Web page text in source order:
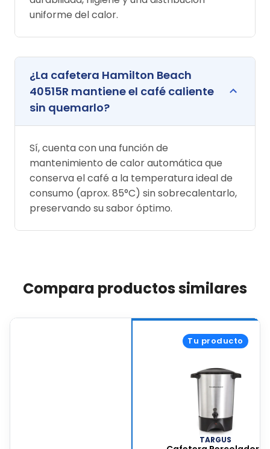
uniforme del calor.
¿La cafetera Hamilton Beach
40515R mantiene el café caliente
sin quemarlo?
Sí, cuenta con una función de
mantenimiento de calor automática que
conserva el café a la temperatura ideal de
consumo (aprox. 85°C) sin sobrecalentarlo,
preservando su sabor óptimo.
Compara productos similares
Tu producto
TARGUS